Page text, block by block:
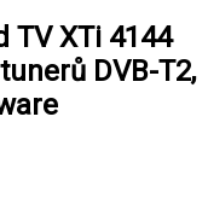
TV XTi 4144
DVB-T2,